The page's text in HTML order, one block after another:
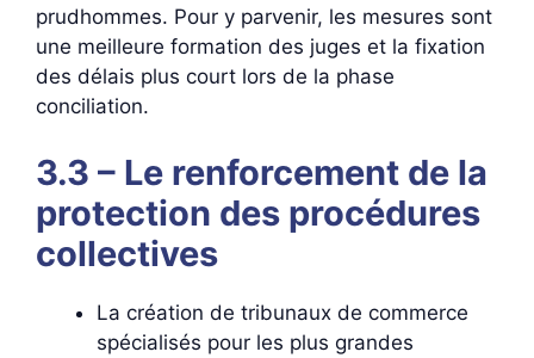
prudhommes. Pour y parvenir, les mesures sont
une meilleure formation des juges et la fixation
des délais plus court lors de la phase
conciliation.
3.3 – Le renforcement de la
protection des procédures
collectives
La création de tribunaux de commerce
spécialisés pour les plus grandes